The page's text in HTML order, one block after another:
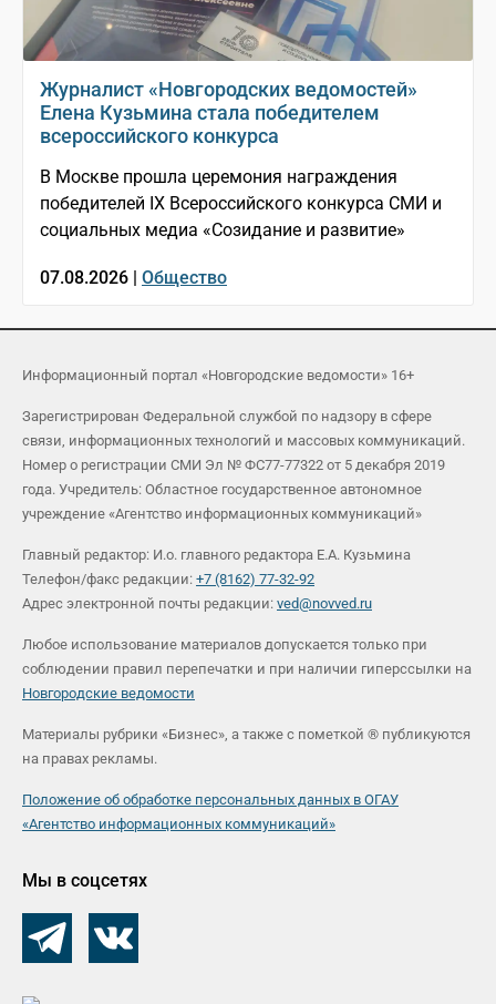
Журналист «Новгородских ведомостей»
Елена Кузьмина стала победителем
всероссийского конкурса
В Москве прошла церемония награждения
победителей IX Всероссийского конкурса СМИ и
социальных медиа «Созидание и развитие»
07.08.2026 | Общество
Информационный портал «Новгородские ведомости» 16+
Зарегистрирован Федеральной службой по надзору в сфере
связи, информационных технологий и массовых коммуникаций.
Номер о регистрации СМИ Эл № ФС77-77322 от 5 декабря 2019
года. Учредитель: Областное государственное автономное
учреждение «Агентство информационных коммуникаций»
Главный редактор: И.о. главного редактора Е.А. Кузьмина
Телефон/факс редакции: +7 (8162) 77-32-92
Адрес электронной почты редакции: ved@novved.ru
Любое использование материалов допускается только при
соблюдении правил перепечатки и при наличии гиперссылки на
Новгородские ведомости
Материалы рубрики «Бизнес», а также с пометкой ® публикуются
на правах рекламы.
Положение об обработке персональных данных в ОГАУ
«Агентство информационных коммуникаций»
Мы в соцсетях